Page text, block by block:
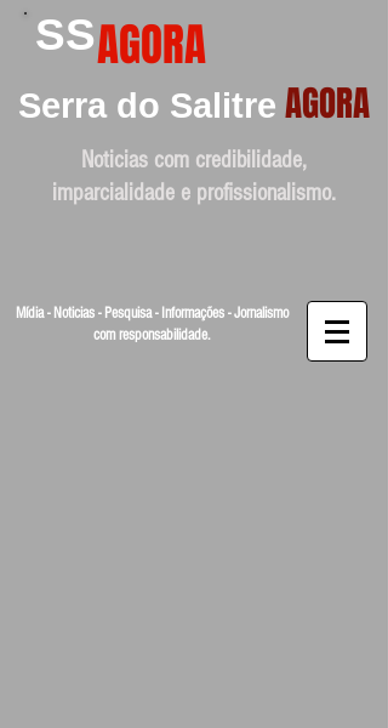
SSAGORA
Serra do Salitre AGORA
Noticias com credibilidade,
imparcialidade e profissionalismo.
Mídia - Noticias - Pesquisa - Informações - Jornalismo
com responsabilidade.